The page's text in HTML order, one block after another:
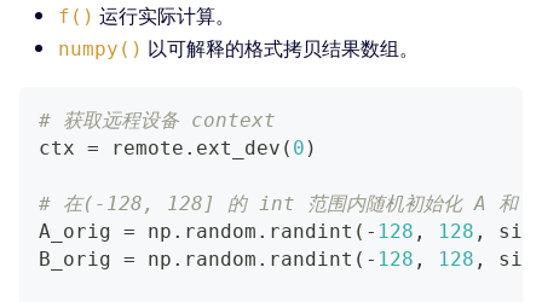
f() 运行实际计算。
numpy() 以可解释的格式拷贝结果数组。
# 获取远程设备 context
ctx = remote . ext_dev ( 0 )
# 在(-128, 128] 的 int 范围内随机初始化 A 和
A_orig = np . random . randint ( - 128 , 128 ,
B_orig = np . random . randint ( - 128 , 128 ,